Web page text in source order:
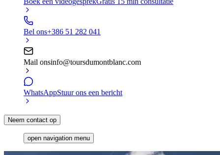
Bel ons+386 51 282 041
Mail onsinfo@toursdumontblanc.com
WhatsAppStuur ons een bericht
Neem contact op
open navigation menu